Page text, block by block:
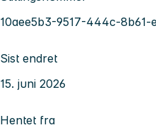
10aee5b3-9517-444c-8b61-
Sist endret
15. juni 2026
Hentet fra